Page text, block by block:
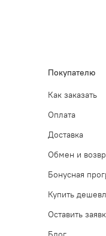
Покупателю
Как заказать
Оплата
Доставка
Обмен и
Бонусная
Купить
Оставить